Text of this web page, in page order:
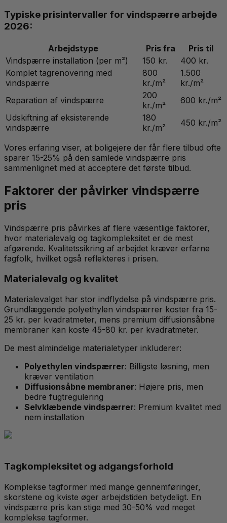
Typiske prisintervaller for vindspærre arbejde
2026:
Arbejdstype Pris fra
Pris til
Vindspærre installation (per m²)
150 kr.
400 kr.
Komplet tagrenovering med
vindspærre
800
kr./m²
1.500
kr./m²
Reparation af vindspærre
200
kr./m²
600 kr./m²
Udskiftning af eksisterende
vindspærre
180
kr./m²
450 kr./m²
Vores erfaring viser, at boligejere der får flere tilbud ofte
sparer 15-25% på den samlede vindspærre pris
sammenlignet med at acceptere det første tilbud.
Faktorer der påvirker vindspærre
pris
Vindspærre pris påvirkes af flere væsentlige faktorer,
hvor materialevalg og tagkompleksitet er de mest
afgørende. Kvalitetssikring af arbejdet kræver erfarne
fagfolk, hvilket også reflekteres i prisen.
Materialevalg og kvalitet
Materialevalget har stor indflydelse på vindspærre pris.
Grundlæggende polyethylen vindspærrer koster fra 15-
25 kr. per kvadratmeter, mens premium diffusionsåbne
membraner kan koste 45-80 kr. per kvadratmeter.
De mest almindelige materialetyper inkluderer:
Polyethylen vindspærrer: Billigste løsning, men
kræver ventilation
Diffusionsåbne membraner: Højere pris, men
bedre fugtregulering
Selvklæbende vindspærrer: Premium kvalitet med
nem installation
Tagkompleksitet og adgangsforhold
Komplekse tagformer med mange gennemføringer,
skorstene og kviste øger arbejdstiden betydeligt. En
vindspærre pris kan stige med 30-50% ved meget
komplekse tagformer.